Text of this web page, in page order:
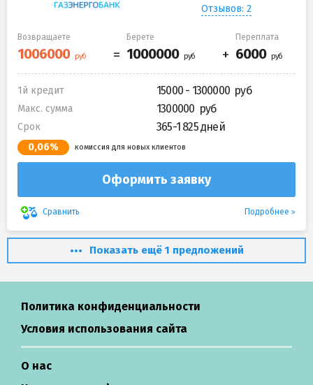
Отзывов: 2
Возвращаете Берете Переплата
1й кредит 15000 - 1300000
Макс. сумма 1300000
Срок 365-1 825 дней
0,06% комиссия для новых клиентов
Оформить заявку
Сравнить Подробнее
Показать ещё 1 предложений
Политика конфиденциальности
Условия использования сайта
О нас